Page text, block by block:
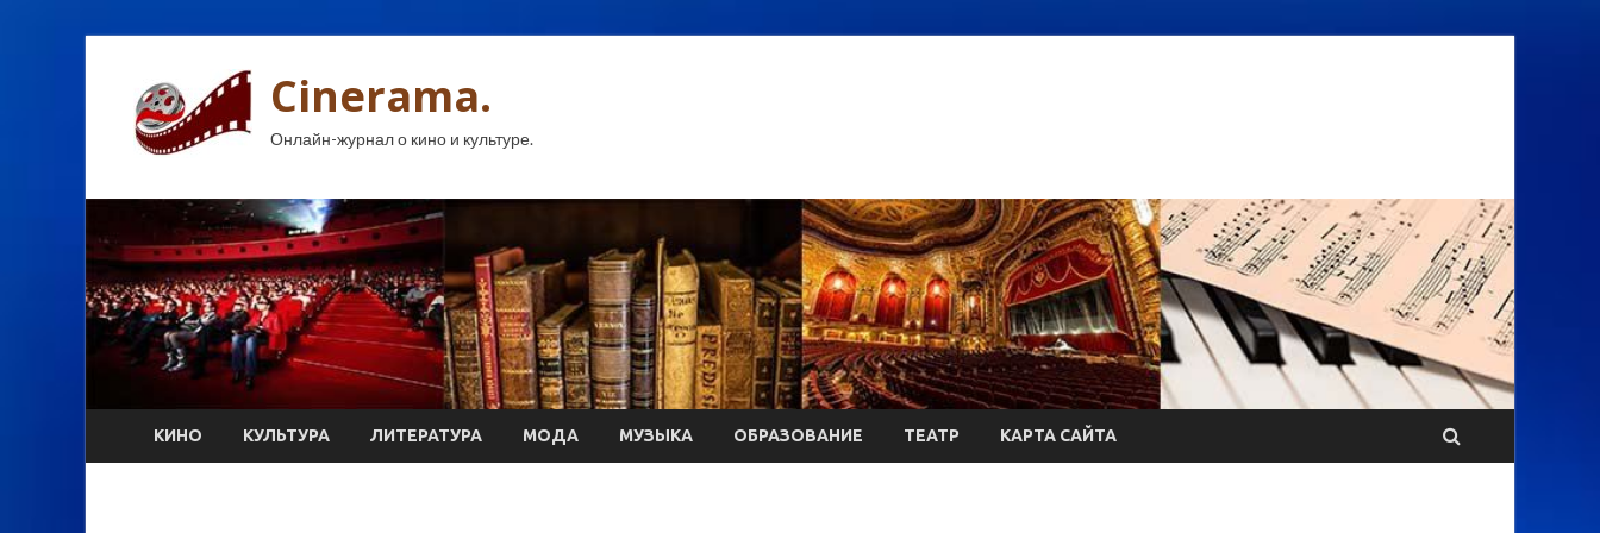
Cinerama.
Онлайн-журнал о кино и культуре.
КИНО КУЛЬТУРА ЛИТЕРАТУРА МОДА МУЗЫКА ОБРАЗОВАНИЕ ТЕАТР КАРТА САЙТА